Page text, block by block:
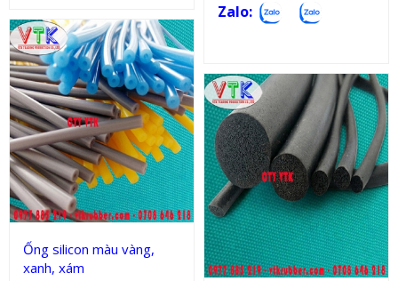
Zalo:
Sản phẩm kỹ thuật
Ống silicon màu vàng,
xanh, xám
Dây cao su tròn